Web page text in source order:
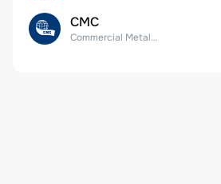
CMC
Commercial Metals Company